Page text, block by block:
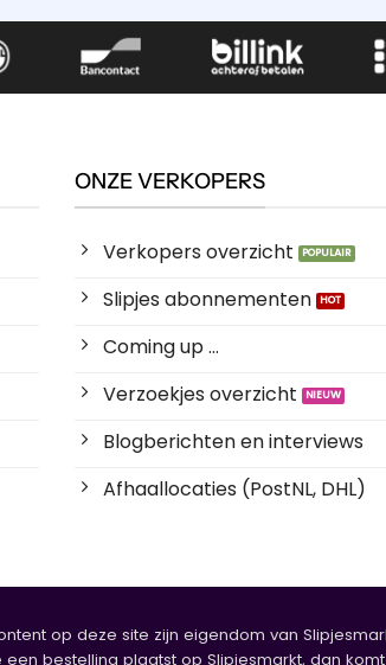
ONZE VERKOPERS
Verkopers overzicht
Slipjes abonnementen
Coming up ...
Verzoekjes overzicht
Blogberichten en interviews
Afhaallocaties (PostNL, DHL)
op deze site zijn eigendom van
bestelling plaatst op Slipjesmarkt, dan